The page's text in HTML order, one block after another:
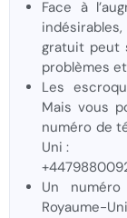
Face à
gratuit peut
problèmes
Les
Mais vous
numéro de
Uni :
Un
Royaume-